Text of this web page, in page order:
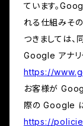
ています。
れる仕組みそ
つきましては、
Google アナリ
https://
お客様が
際の Google
https://